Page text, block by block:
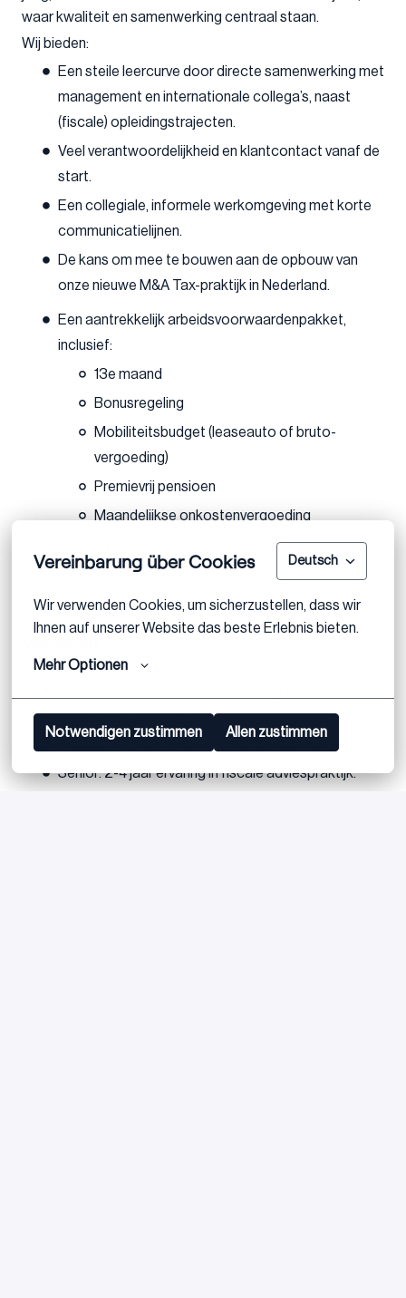
Vereinbarung über Cookies Deutsch
Wir verwenden Cookies, um sicherzustellen, dass wir
Ihnen auf unserer Website das beste Erlebnis bieten.
Mehr Optionen
Notwendigen zustimmen Allen zustimmen
waar kwaliteit en samenwerking centraal staan.
Wij bieden:
Een steile leercurve door directe samenwerking met
management en internationale collega’s, naast
(fiscale) opleidingstrajecten.
Veel verantwoordelijkheid en klantcontact vanaf de
start.
Een collegiale, informele werkomgeving met korte
communicatielijnen.
De kans om mee te bouwen aan de opbouw van
onze nieuwe M&A Tax-praktijk in Nederland.
Een aantrekkelijk arbeidsvoorwaardenpakket,
inclusief:
13e maand
Bonusregeling
Mobiliteitsbudget (leaseauto of bruto-
vergoeding)
Premievrij pensioen
Maandelijkse onkostenvergoeding
Laptop en iPhone
of Fiscale Economie.
Analyst: 0–2 jaar ervaring in fiscale adviespraktijk.
Senior: 2-4 jaar ervaring in fiscale adviespraktijk.